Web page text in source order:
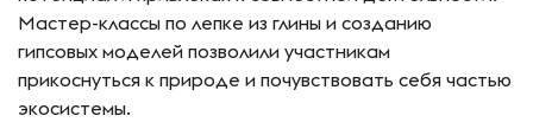
Мастер-классы по лепке из глины и созданию
гипсовых моделей позволили участникам
прикоснуться к природе и почувствовать себя частью
экосистемы.